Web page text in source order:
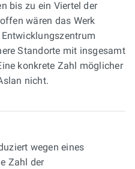
bis zu ein Viertel der
wären das Werk
Standorte mit insgesamt
konkrete Zahl möglicher
nicht.
wegen eines
Zahl der